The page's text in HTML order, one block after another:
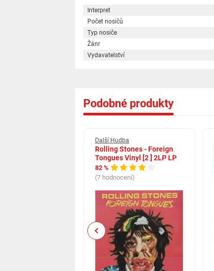
Interpret
Počet nosičů
Typ nosiče
Žánr
Vydavatelství
Podobné produkty
Další Hudba
Rolling Stones - Foreign
Tongues Vinyl [2 ] 2LP LP
82 %
(7 hodnocení)
Previous